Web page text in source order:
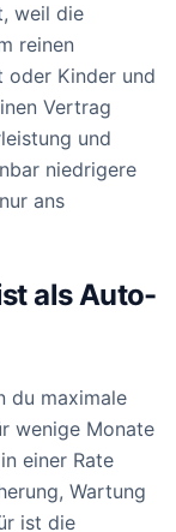
weil die
reinen
oder Kinder und
Vertrag
und
niedrigere
ans
als Auto-
du maximale
wenige Monate
einer Rate
Wartung
ist die